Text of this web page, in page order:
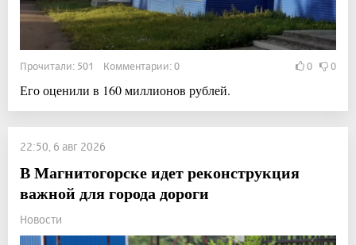
Прочитали: 501 Комментарии: 0 0 0
Его оценили в 160 миллионов рублей.
22:50, 6 авг 2026
В Магнитогорске идет реконструкция
важной для города дороги
Новости